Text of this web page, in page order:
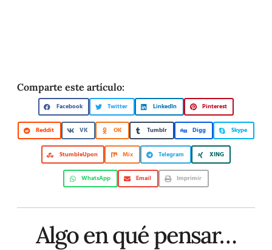
Comparte este artículo:
Facebook Twitter LinkedIn Pinterest
Reddit VK OK Tumblr Digg Skype
StumbleUpon Mix Telegram XING
WhatsApp Email Imprimir
Algo en qué pensar…